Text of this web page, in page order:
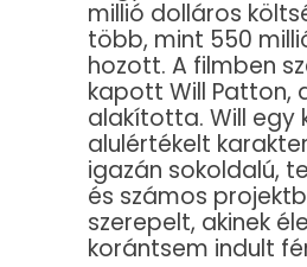
millió dolláros
több, mint 550
hozott. A filmben
kapott Will Patton,
alakította. Will egy
alulértékelt
igazán sokoldalú,
és számos
szerepelt, akinek
korántsem indult